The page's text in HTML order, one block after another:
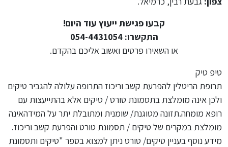
קבעו פגישת ייעוץ עוד היום!
התקשרו: 054-4431054
או השאירו פרטים ואשוב אליכם בהקדם.
טיפ טיק
תרופת הריטלין להפרעת קשב וריכוז התרופה עלולה להגביר טיקים
ולכן אינה מומלצת בתסמונת טורט / טיקים אלא בהתייעצות עם
רופא מומחה.תזונה מטוגנת/ שומנית ומתובלת יתר על המידהאינה
מומלצת במקרים של טיקים / תסמונת טורט והפרעת קשב וריכוז.
מידע נוסף בעניין טיקים/ טורט ניתן למצוא בספר "טיקים ותסמונת